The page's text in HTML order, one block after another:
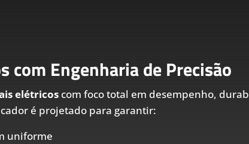
com Engenharia de Precisão
elétricoscom foco total em desempenho,
é projetado para garantir:
uniforme